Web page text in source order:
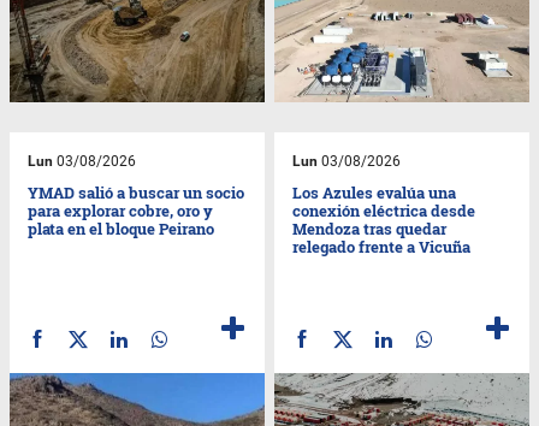
Lun 03/08/2026
YMAD salió a buscar un socio
para explorar cobre, oro y
plata en el bloque Peirano
Lun 03/08/2026
Los Azules evalúa una
conexión eléctrica desde
Mendoza tras quedar
relegado frente a Vicuña